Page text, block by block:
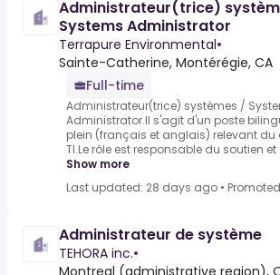
Administrateur(trice)
Systems Administrator
Terrapure Environmental•
Sainte-Catherine, Montérégie, CA
Full-time
Administrateur(trice) systèmes /
Administrator.Il s'agit d'un poste
plein (français et anglais) relevant du
TI.Le rôle est responsable du soutien et
Show more
Last updated: 28 days ago • Promoted
Administrateur de système
TEHORA inc.•
Montreal (administrative region),